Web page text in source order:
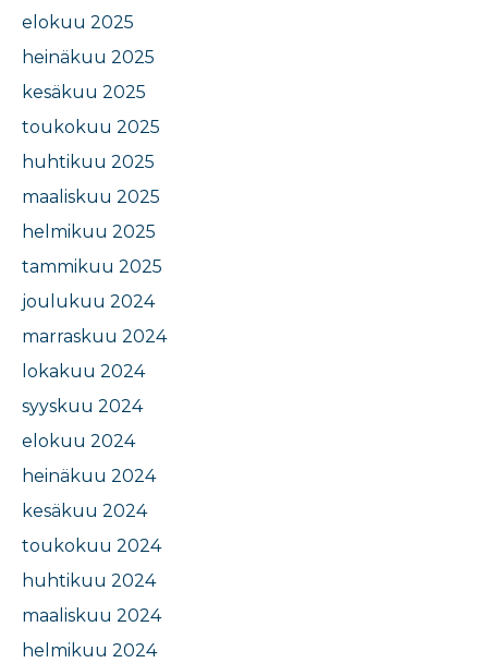
elokuu 2025
heinäkuu 2025
kesäkuu 2025
toukokuu 2025
huhtikuu 2025
maaliskuu 2025
helmikuu 2025
tammikuu 2025
joulukuu 2024
marraskuu 2024
lokakuu 2024
syyskuu 2024
elokuu 2024
heinäkuu 2024
kesäkuu 2024
toukokuu 2024
huhtikuu 2024
maaliskuu 2024
helmikuu 2024